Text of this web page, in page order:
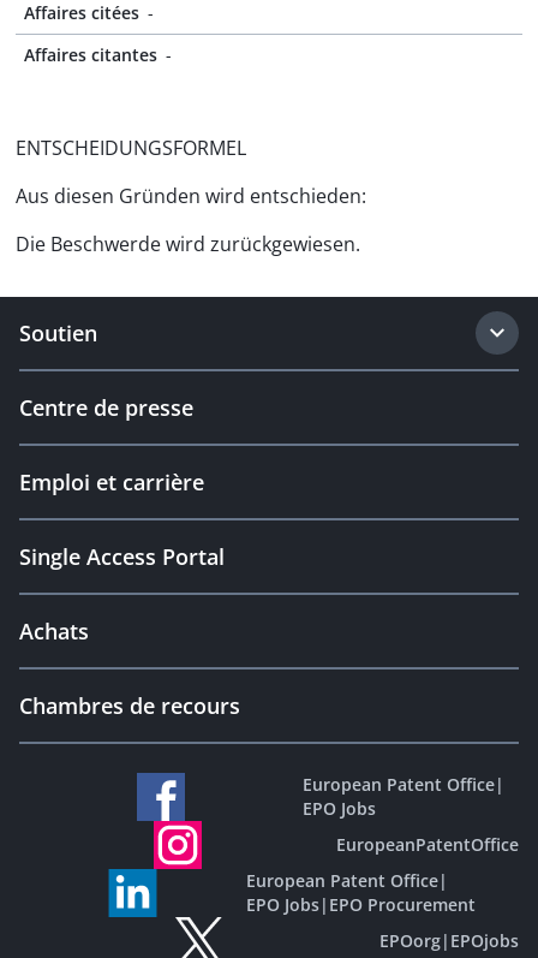
Affaires citées -
Affaires citantes -
ENTSCHEIDUNGSFORMEL
Aus diesen Gründen wird entschieden:
Die Beschwerde wird zurückgewiesen.
Soutien
Centre de presse
Emploi et carrière
Single Access Portal
Achats
Chambres de recours
European Patent Office|
EPO Jobs
EuropeanPatentOffice
European Patent Office|
EPO Jobs| EPO Procurement
EPOorg| EPOjobs